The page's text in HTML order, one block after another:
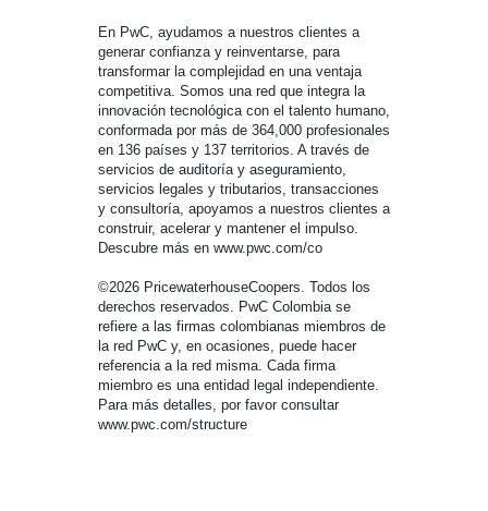
En PwC, ayudamos a nuestros clientes a
generar confianza y reinventarse, para
transformar la complejidad en una ventaja
competitiva. Somos una red que integra la
innovación tecnológica con el talento humano,
conformada por más de 364,000 profesionales
en 136 países y 137 territorios. A través de
servicios de auditoría y aseguramiento,
servicios legales y tributarios, transacciones
y consultoría, apoyamos a nuestros clientes a
construir, acelerar y mantener el impulso.
Descubre más en www.pwc.com/co
©2026 PricewaterhouseCoopers. Todos los
derechos reservados. PwC Colombia se
refiere a las firmas colombianas miembros de
la red PwC y, en ocasiones, puede hacer
referencia a la red misma. Cada firma
miembro es una entidad legal independiente.
Para más detalles, por favor consultar
www.pwc.com/structure